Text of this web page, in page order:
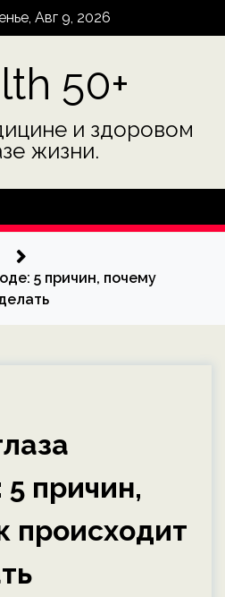
Авг 9, 2026
50+
и здоровом
жизни.
5 причин, почему
5 причин,
происходит